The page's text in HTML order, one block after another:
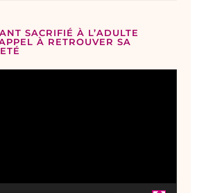
SACRIFIÉ À L’ADULTE
À RETROUVER SA